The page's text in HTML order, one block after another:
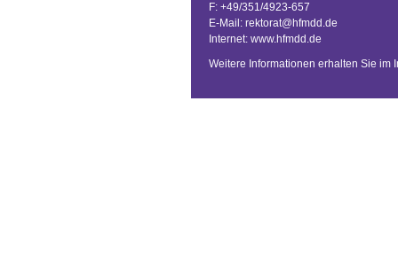
F: +49/351/4923-657
E-Mail: rektorat@hfmdd.de
Internet: www.hfmdd.de
Weitere Informationen erhalten Sie im